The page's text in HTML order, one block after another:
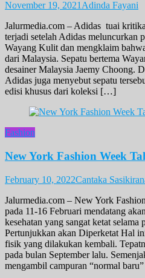
November 19, 2021 Adinda Fayani
Jalurmedia.com – Adidas tuai
terjadi setelah Adidas meluncurkan
Wayang Kulit dan mengklaim
dari Malaysia. Sepatu bertema
desainer Malaysia Jaemy Choong.
Adidas juga menyebut sepatu
edisi khusus dari koleksi […]
Fashion
New York Fashion Week
February 10, 2022Cantaka
Jalurmedia.com – New York
pada 11-16 Februari mendatang
kesehatan yang sangat ketat
Pertunjukkan akan Diperketat Hal
fisik yang dilakukan kembali.
pada bulan September lalu.
mengambil campuran “normal